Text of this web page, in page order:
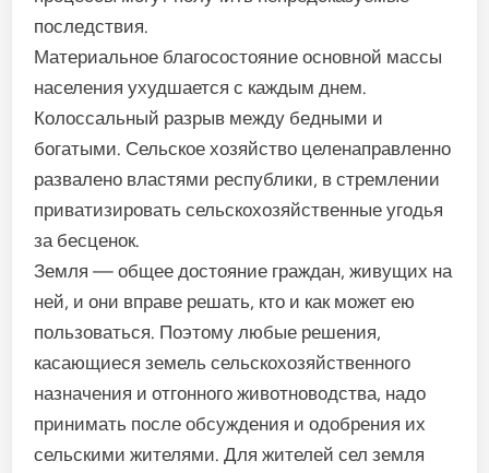
последствия.
Материальное благосостояние основной массы
населения ухудшается с каждым днем.
Колоссальный разрыв между бедными и
богатыми. Сельское хозяйство целенаправленно
развалено властями республики, в стремлении
приватизировать сельскохозяйственные угодья
за бесценок.
Земля — общее достояние граждан, живущих на
ней, и они вправе решать, кто и как может ею
пользоваться. Поэтому любые решения,
касающиеся земель сельскохозяйственного
назначения и отгонного животноводства, надо
принимать после обсуждения и одобрения их
сельскими жителями. Для жителей сел земля